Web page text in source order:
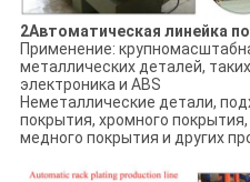
2Автоматическая линейка
Применение:
металлических деталей,
электроника и ABS
Неметаллические детали,
покрытия, хромного
медного покрытия и других